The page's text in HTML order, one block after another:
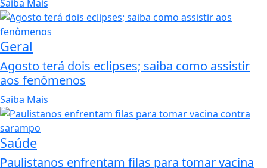
Saiba Mais
Geral
Agosto terá dois eclipses; saiba como assistir
aos fenômenos
Saiba Mais
Saúde
Paulistanos enfrentam filas para tomar vacina